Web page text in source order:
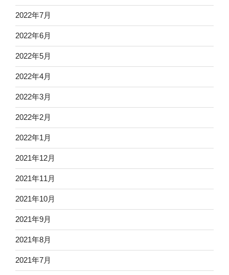
2022年7月
2022年6月
2022年5月
2022年4月
2022年3月
2022年2月
2022年1月
2021年12月
2021年11月
2021年10月
2021年9月
2021年8月
2021年7月